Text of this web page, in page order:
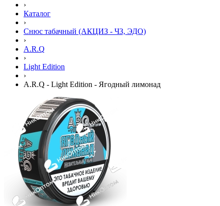
›
Каталог
›
Снюс табачный (АКЦИЗ - ЧЗ, ЭДО)
›
A.R.Q
›
Light Edition
›
A.R.Q - Light Edition - Ягодный лимонад